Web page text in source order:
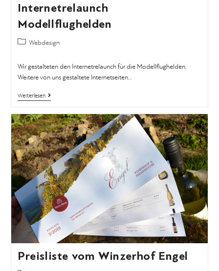
Internetrelaunch
Modellflughelden
Webdesign
Wir gestalteten den Internetrelaunch für die Modellflughelden.
Weitere von uns gestaltete Internetseiten…
Weiterlesen
Preisliste vom Winzerhof Engel